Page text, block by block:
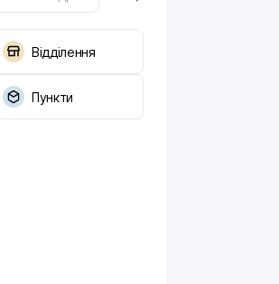
Відділення
Пункти